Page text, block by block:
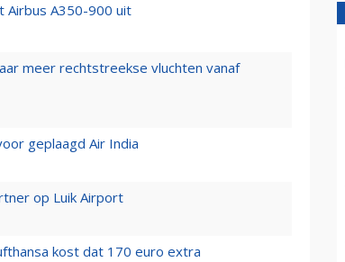
Airbus A350-900 uit
meer rechtstreekse vluchten vanaf
geplaagd Air India
op Luik Airport
kost dat 170 euro extra